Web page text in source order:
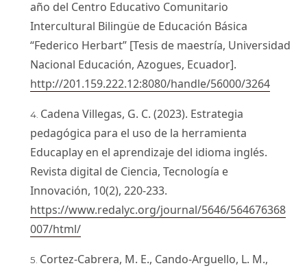
año del Centro Educativo Comunitario
Intercultural Bilingüe de Educación Básica
“Federico Herbart” [Tesis de maestría, Universidad
Nacional Educación, Azogues, Ecuador].
http://201.159.222.12:8080/handle/56000/3264
Cadena Villegas, G. C. (2023). Estrategia
pedagógica para el uso de la herramienta
Educaplay en el aprendizaje del idioma inglés.
Revista digital de Ciencia, Tecnología e
Innovación, 10(2), 220-233.
https://www.redalyc.org/journal/5646/564676368
007/html/
Cortez-Cabrera, M. E., Cando-Arguello, L. M.,